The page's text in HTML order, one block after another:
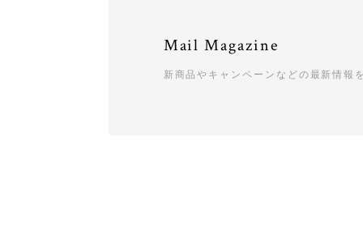
Mail Magazine
新商品やキャンペーンなどの最新情報